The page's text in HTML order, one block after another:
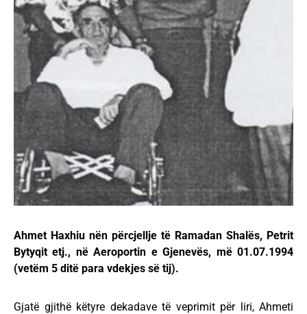
Ahmet Haxhiu nën përcjellje të Ramadan Shalës, Petrit
Bytyqit etj., në Aeroportin e Gjenevës, më 01.07.1994
(vetëm 5 ditë para vdekjes së tij).
Gjatë gjithë këtyre dekadave të veprimit për liri, Ahmeti